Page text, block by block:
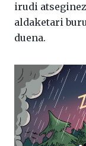
irudi
aldaketari
duena.